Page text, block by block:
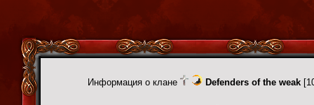
Информация о клане Defenders of the weak